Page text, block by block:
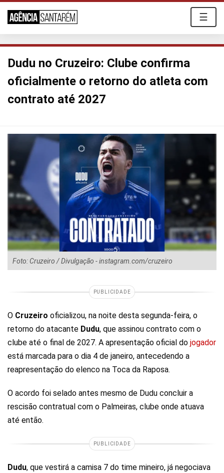
☰
Dudu no Cruzeiro: Clube confirma
oficialmente o retorno do atleta com
contrato até 2027
Foto: Cruzeiro / Divulgação - instagram.com/cruzeiro
PUBLICIDADE
O Cruzeiro oficializou, na noite desta segunda-feira, o
retorno do atacante Dudu, que assinou contrato com o
clube até o final de 2027. A apresentação oficial do jogador
está marcada para o dia 4 de janeiro, antecedendo a
reapresentação do elenco na Toca da Raposa.
O acordo foi selado antes mesmo de Dudu concluir a
rescisão contratual com o Palmeiras, clube onde atuava
até então.
PUBLICIDADE
Dudu, que vestirá a camisa 7 do time mineiro, já negociava